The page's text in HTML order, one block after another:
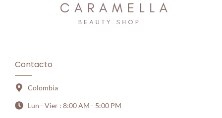
Contacto
Colombia
Lun - Vier : 8:00 AM - 5:00 PM